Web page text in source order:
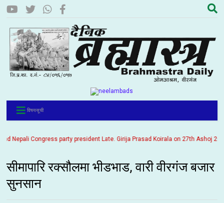
विषयसूची
Congress party president Late. Girija Prasad Koirala on 27th Ashoj
सीमापारि रक्सौलमा भीडभाड, वारी वीरगंज बजार
सुनसान